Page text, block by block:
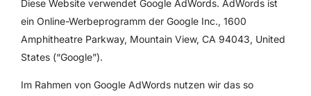
Diese Website verwendet Google AdWords. AdWords ist
ein Online-Werbeprogramm der Google Inc., 1600
Amphitheatre Parkway, Mountain View, CA 94043, United
States (“Google”).
Im Rahmen von Google AdWords nutzen wir das so